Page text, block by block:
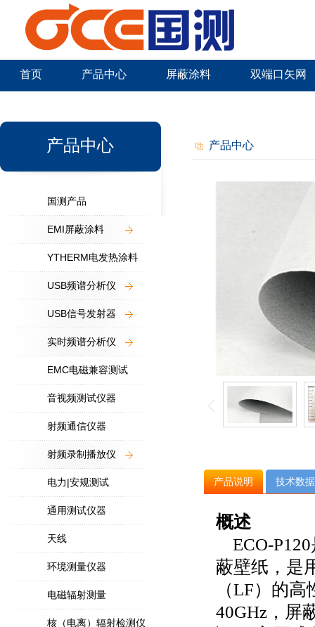
首页 产品中心 屏蔽涂料 双端口矢网
产品中心
国测产品
EMI屏蔽涂料
YTHERM电发热涂料
USB频谱分析仪
USB信号发射器
实时频谱分析仪
EMC电磁兼容测试
音视频测试仪器
射频通信仪器
射频录制播放仪
电力|安规测试
通用测试仪器
天线
环境测量仪器
电磁辐射测量
核（电离）辐射检测仪
产品中心
产品说明 技术数据
概述
ECO-P120
蔽壁纸，是
（LF）的高
40GHz ，屏